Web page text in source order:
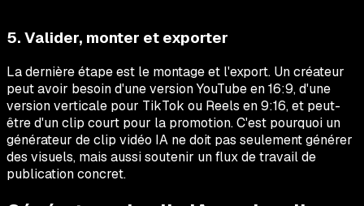
5. Valider, monter et exporter
La dernière étape est le montage et l'export. Un créateur
peut avoir besoin d'une version YouTube en 16:9, d'une
version verticale pour TikTok ou Reels en 9:16, et peut-
être d'un clip court pour la promotion. C'est pourquoi un
générateur de clip vidéo IA ne doit pas seulement générer
des visuels, mais aussi soutenir un flux de travail de
publication concret.